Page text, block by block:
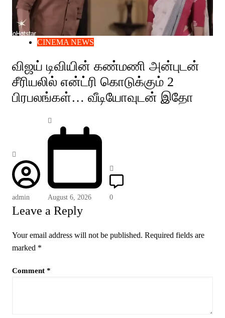
CINEMA NEWS
விஜய் டிவியின் கண்மணி அன்புடன்
சீரியலில் என்ட்ரி கொடுக்கும் 2
பிரபலங்கள்… வீடியோவுடன் இதோ
admin August 6, 2026 0
Leave a Reply
Your email address will not be published. Required fields are
marked *
Comment *